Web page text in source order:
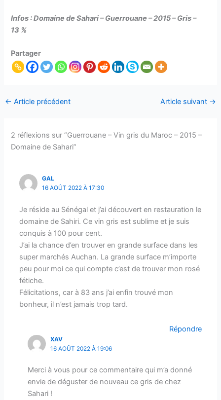
Infos : Domaine de Sahari – Guerrouane – 2015 – Gris –
13 %
Partager
← Article précédent Article suivant →
2 réflexions sur “Guerrouane – Vin gris du Maroc – 2015 –
Domaine de Sahari”
GAL
16 AOÛT 2022 À 17:30
Je réside au Sénégal et j’ai découvert en restauration le
domaine de Sahiri. Ce vin gris est sublime et je suis
conquis à 100 pour cent.
J’ai la chance d’en trouver en grande surface dans les
super marchés Auchan. La grande surface m’importe
peu pour moi ce qui compte c’est de trouver mon rosé
fétiche.
Félicitations, car à 83 ans j’ai enfin trouvé mon
bonheur, il n’est jamais trop tard.
Répondre
XAV
16 AOÛT 2022 À 19:06
Merci à vous pour ce commentaire qui m’a donné
envie de déguster de nouveau ce gris de chez
Sahari !